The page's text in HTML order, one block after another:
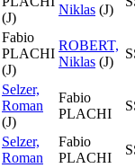
(J)
Niklas (J)
Fabio
PLACHI
(J)
ROBERT,
Niklas (J)
Selzer,
Roman
(J)
Fabio
PLACHI
Selzer,
Roman
Fabio
PLACHI